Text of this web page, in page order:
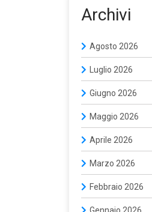
Archivi
Agosto 2026
Luglio 2026
Giugno 2026
Maggio 2026
Aprile 2026
Marzo 2026
Febbraio 2026